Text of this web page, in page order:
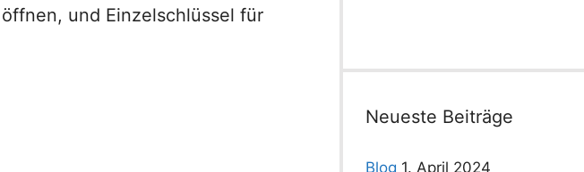
und Einzelschlüssel für
Neueste Beiträge
Blog 1. April 2024